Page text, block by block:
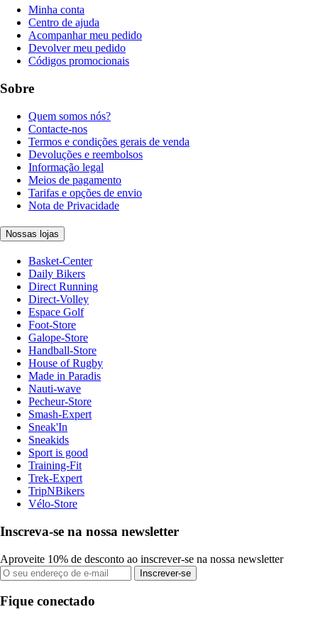
Minha conta
Centro de ajuda
Acompanhar meu pedido
Devolver meu pedido
Códigos promocionais
Sobre
Quem somos nós?
Contacte-nos
Termos e condições gerais de venda
Devoluções e reembolsos
Informação legal
Meios de pagamento
Tarifas e opções de envio
Nota de Privacidade
Nossas lojas
Basket-Center
Daily Bikers
Direct Running
Direct-Volley
Espace Golf
Foot-Store
Galope-Store
Handball-Store
House of Rugby
Made in Paradis
Nauti-wave
Pecheur-Store
Smash-Expert
Sneak'In
Sneakids
Sport is good
Training-Fit
Trek-Expert
TripNBikers
Vélo-Store
Inscreva-se na nossa newsletter
Aproveite 10% de desconto ao inscrever-se na nossa newsletter
Inscrever-se
Fique conectado